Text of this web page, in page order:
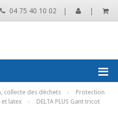
04 75 40 10 02 | |
collecte des déchets ›
Protection
et latex ›
DELTA PLUS Gant tricot